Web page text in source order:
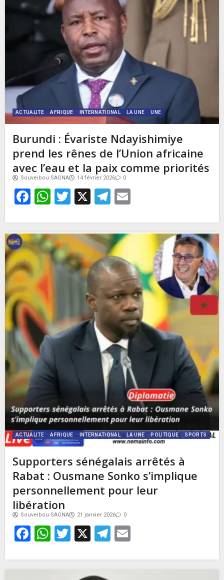
ACTUALITE AFRIQUE INTERNATIONAL LA UNE UNE
Burundi : Évariste Ndayishimiye
prend les rênes de l’Union africaine
avec l’eau et la paix comme priorités
Souveibou SAGNA 14 février 2026 0
Facebook
WhatsApp
Twitter
X Telegram
ACTUALITE AFRIQUE INTERNATIONAL LA UNE POLITIQUE SPORTS
Supporters sénégalais arrêtés à
Rabat : Ousmane Sonko s’implique
personnellement pour leur
libération
Souveibou SAGNA 21 janvier 2026 0
Facebook
WhatsApp
Twitter
X Telegram